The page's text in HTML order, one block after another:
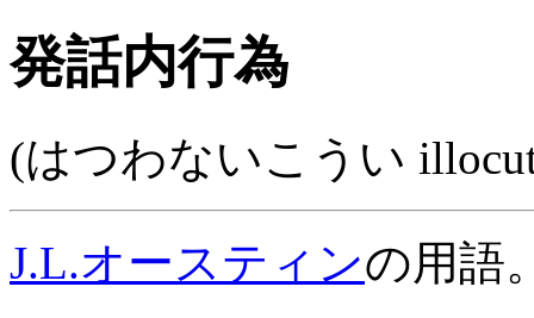
発話内行為
(はつわないこうい
J.L.オースティンの用語